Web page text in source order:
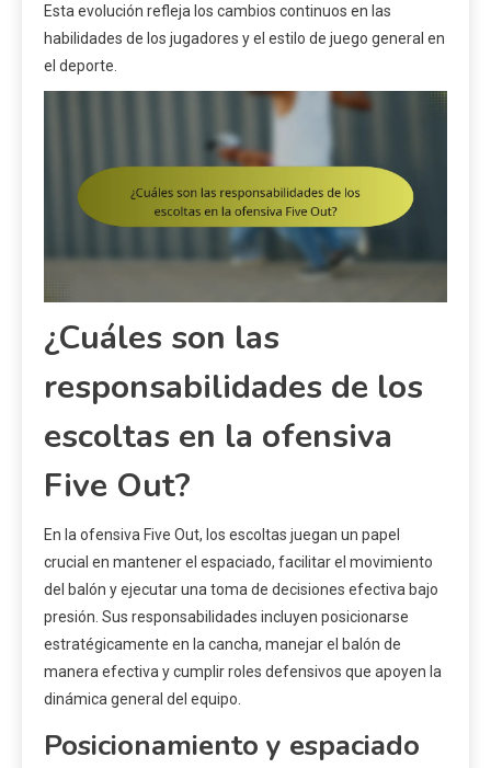
Esta evolución refleja los cambios continuos en las
habilidades de los jugadores y el estilo de juego general en
el deporte.
¿Cuáles son las
responsabilidades de los
escoltas en la ofensiva
Five Out?
En la ofensiva Five Out, los escoltas juegan un papel
crucial en mantener el espaciado, facilitar el movimiento
del balón y ejecutar una toma de decisiones efectiva bajo
presión. Sus responsabilidades incluyen posicionarse
estratégicamente en la cancha, manejar el balón de
manera efectiva y cumplir roles defensivos que apoyen la
dinámica general del equipo.
Posicionamiento y espaciado